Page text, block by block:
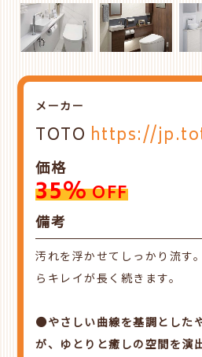
メーカー
TOTO https://
価格
35%OFF
備考
汚れを浮かせてしっかり流す
らキレイが長く続きます。
●やさしい曲線を基調とした
が、ゆとりと癒しの空間を演